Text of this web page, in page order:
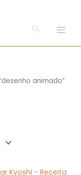
Pesquisar
animado”